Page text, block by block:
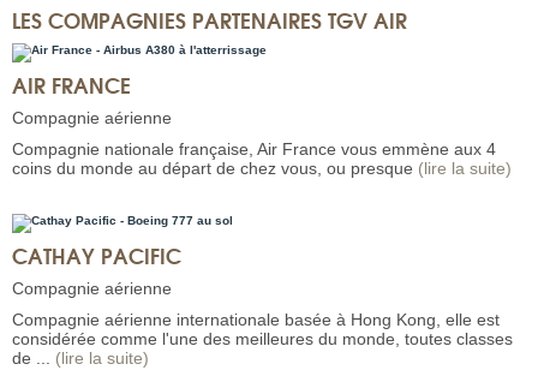
LES COMPAGNIES PARTENAIRES TGV AIR
AIR FRANCE
Compagnie aérienne
Compagnie nationale française, Air France vous emmène aux 4
coins du monde au départ de chez vous, ou presque (lire la suite)
CATHAY PACIFIC
Compagnie aérienne
Compagnie aérienne internationale basée à Hong Kong, elle est
considérée comme l'une des meilleures du monde, toutes classes
de ... (lire la suite)